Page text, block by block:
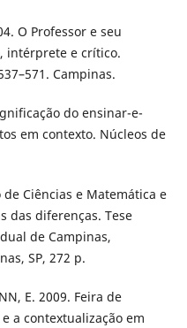
O Professor e seu
intérprete e crítico.
Campinas.
do ensinar-e-
em contexto. Núcleos de
de Ciências e Matemática e
das diferenças. Tese
de Campinas,
SP, 272 p.
E. 2009. Feira de
a contextualização em